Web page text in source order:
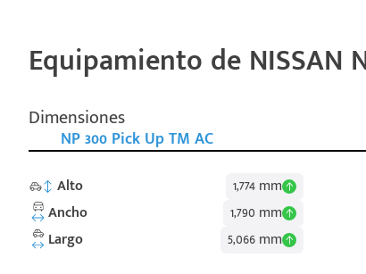
Equipamiento de NISSAN
Dimensiones
NP 300 Pick Up TM AC
Alto
1,774 mm
Ancho
1,790 mm
Largo
5,066 mm